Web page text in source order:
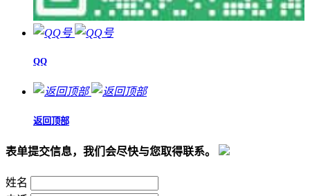
QQ
返回顶部
表单提交信息，我们会尽快与您取得联系。
姓名